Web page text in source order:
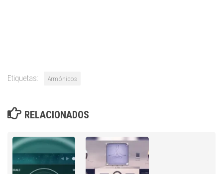
Etiquetas: Armónicos
RELACIONADOS